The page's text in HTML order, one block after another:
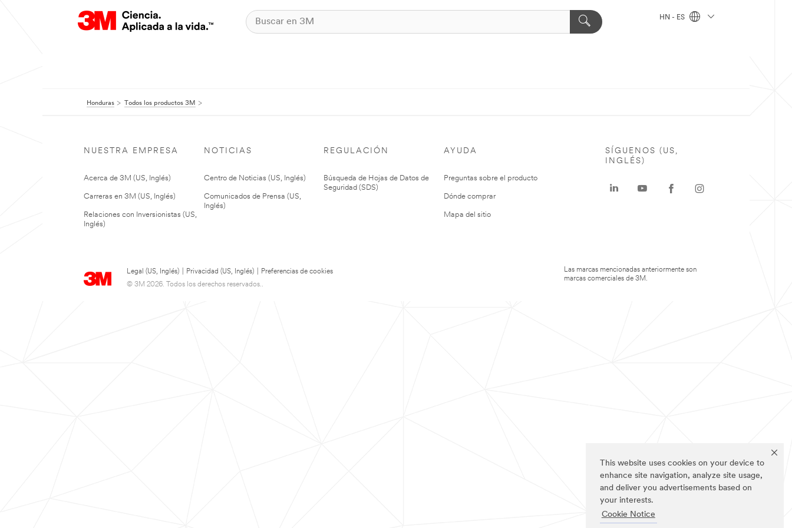
This website uses cookies on your device to
enhance site navigation, analyze site usage,
and deliver you advertisements based on
your interests.
Cookie Notice
HN - ES
Honduras Todos los productos 3M
NUESTRA EMPRESA
Acerca de 3M (US, Inglés)
Carreras en 3M (US, Inglés)
Relaciones con Inversionistas (US,
Inglés)
NOTICIAS
Centro de Noticias (US, Inglés)
Comunicados de Prensa (US,
Inglés)
REGULACIÓN
Búsqueda de Hojas de Datos de
Seguridad (SDS)
AYUDA
Preguntas sobre el producto
Dónde comprar
Mapa del sitio
Legal (US, Inglés) Privacidad (US, Inglés)
Preferencias de cookies
© 3M 2026. Todos los derechos reservados..
SÍGUENOS (US,
INGLÉS)
Las marcas mencionadas anteriormente son
marcas comerciales de 3M.